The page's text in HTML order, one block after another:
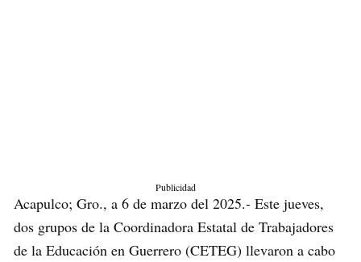
Publicidad
Acapulco; Gro., a 6 de marzo del 2025.- Este jueves,
dos grupos de la Coordinadora Estatal de Trabajadores
de la Educación en Guerrero (CETEG) llevaron a cabo